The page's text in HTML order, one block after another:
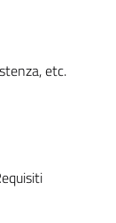
etc.